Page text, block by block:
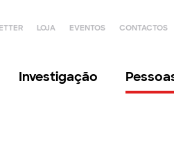
LOJA EVENTOS CONTACTOS
Investigação